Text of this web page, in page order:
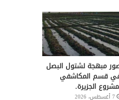
مبهجة لشتول البصل
قسم المكاشفي
الجزيرة.
7 أغسطس، 2026